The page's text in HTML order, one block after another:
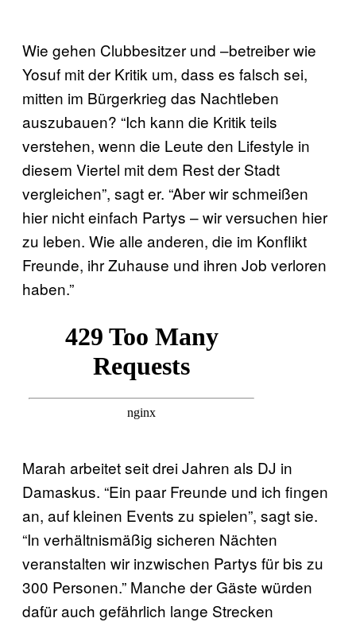
Wie gehen Clubbesitzer und –betreiber wie
Yosuf mit der Kritik um, dass es falsch sei,
mitten im Bürgerkrieg das Nachtleben
auszubauen? “Ich kann die Kritik teils
verstehen, wenn die Leute den Lifestyle in
diesem Viertel mit dem Rest der Stadt
vergleichen”, sagt er. “Aber wir schmeißen
hier nicht einfach Partys – wir versuchen hier
zu leben. Wie alle anderen, die im Konflikt
Freunde, ihr Zuhause und ihren Job verloren
haben.”
Marah arbeitet seit drei Jahren als DJ in
Damaskus. “Ein paar Freunde und ich fingen
an, auf kleinen Events zu spielen”, sagt sie.
“In verhältnismäßig sicheren Nächten
veranstalten wir inzwischen Partys für bis zu
300 Personen.” Manche der Gäste würden
dafür auch gefährlich lange Strecken